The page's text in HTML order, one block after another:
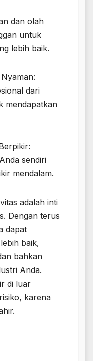
dan olah
untuk
lebih baik.
dari
mendapatkan
sendiri
mendalam.
adalah inti
Dengan terus
dapat
baik,
bahkan
Anda.
di luar
karena